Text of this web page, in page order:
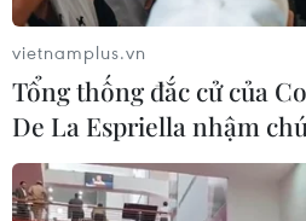
vietnamplus.vn
Tổng thống đắc cử của
De La Espriella nhậm